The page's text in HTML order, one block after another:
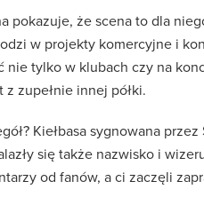
pokazuje, że scena to dla
w projekty komercyjne i
nie tylko w klubach czy na
z zupełnie innej półki.
Kiełbasa sygnowana
się także nazwisko i
od fanów, a ci zaczęli